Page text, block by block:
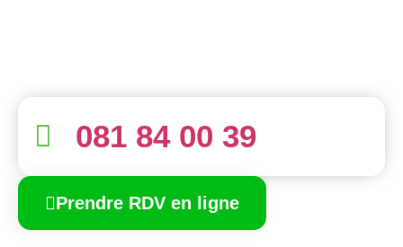
Prendre RDV en ligne
081 84 00 39